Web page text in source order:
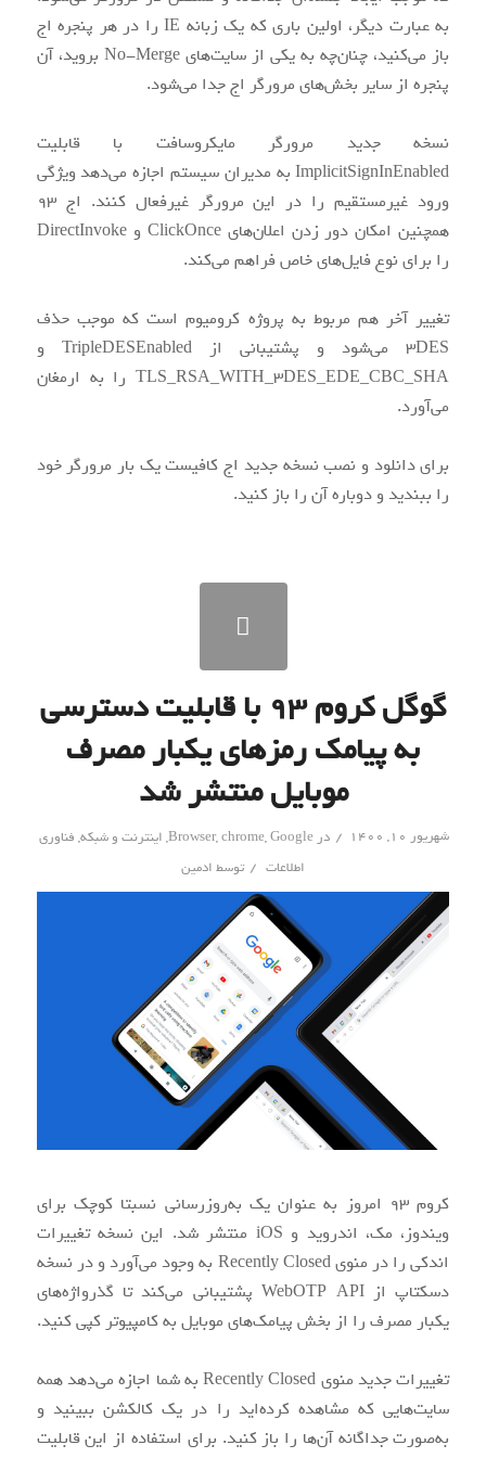
آن‌ها وصله
نشده است،
مورد
سوء‌استفاده
به عبارت دیگر، اولین باری که یک زبانه IE را در هر پنجره اج
باز می‌کنید، چنان‌چه به یکی از سایت‌های No-Merge بروید، آن
پنجره از سایر بخش‌های مرورگر اج جدا می‌شود.
نسخه جدید مرورگر مایکروسافت با قابلیت
ImplicitSignInEnabled به مدیران سیستم اجازه می‌دهد ویژگی
ورود غیرمستقیم را در این مرورگر غیرفعال کنند. اج ۹۳
همچنین امکان دور زدن اعلان‌های ClickOnce و DirectInvoke
را برای نوع فایل‌های خاص فراهم می‌کند.
تغییر آخر هم مربوط به پروژه کرومیوم است که موجب حذف
۳DES می‌شود و پشتیبانی از TripleDESEnabled و
TLS_RSA_WITH_3DES_EDE_CBC_SHA را به ارمغان
می‌آورد.
برای دانلود و نصب نسخه جدید اج کافیست یک بار مرورگر خود
را ببندید و دوباره آن را باز کنید.
گوگل کروم ۹۳ با قابلیت دسترسی
به پیامک‌ رمزهای یکبار مصرف
موبایل منتشر شد
شهریور ۱۰, ۱۴۰۰ / در Browser,chrome,Google
, اینترنت و شبکه, فناوری
اطلاعات / توسط ادمین
کروم ۹۳ امروز به عنوان یک به‌روزرسانی نسبتا کوچک برای
ویندوز، مک، اندروید و iOS منتشر شد. این نسخه تغییرات
اندکی را در منوی Recently Closed به وجود می‌آورد و در نسخه
دسکتاپ از WebOTP API پشتیبانی می‌کند تا گذرواژه‌های
یکبار مصرف را از بخش پیامک‌های موبایل به کامپیوتر کپی کنید.
تغییرات جدید منوی Recently Closed به شما اجازه می‌دهد همه
سایت‌هایی که مشاهده کرده‌اید را در یک کالکشن ببینید و
به‌صورت جداگانه آن‌ها را باز کنید. برای استفاده از این قابلیت